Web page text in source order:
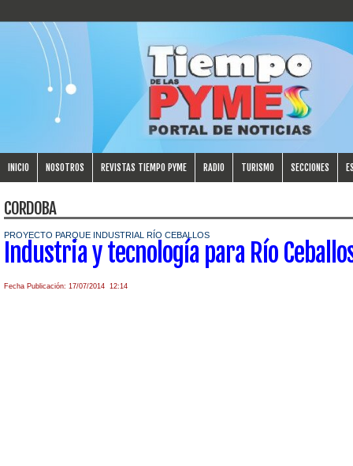
INICIO NOSOTROS REVISTAS TIEMPO PYME RADIO TURISMO SECCIONES
CORDOBA
PROYECTO PARQUE INDUSTRIAL RÍO CEBALLOS
Industria y tecnología para Río
Fecha Publicación: 17/07/2014 12:14